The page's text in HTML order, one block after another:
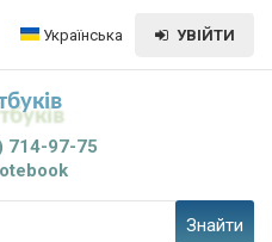
Українська УВІЙТИ
Знайти
714-97-75